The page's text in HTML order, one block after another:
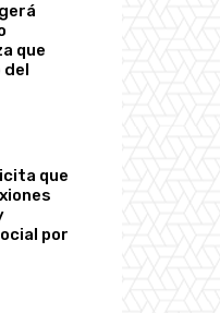
que
del
que
por